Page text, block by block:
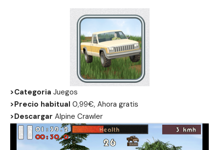
>Categoria Juegos
>Precio habitual 0,99€, Ahora gratis
>Descargar Alpine Crawler